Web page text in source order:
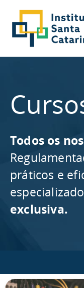
Todos os
práticos e
exclusiva.